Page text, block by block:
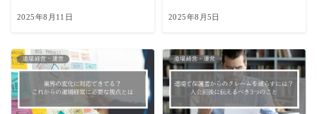
2025年8月11日 2025年8月5日
道場経営・運営 道場経営・運営